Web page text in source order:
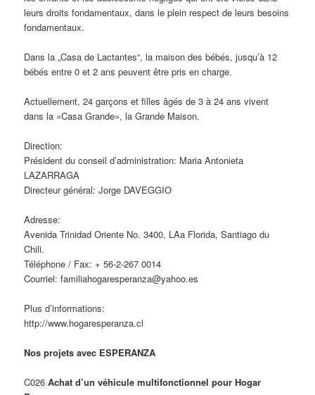
leurs droits fondamentaux, dans le plein respect de leurs besoins
fondamentaux.
Dans la „Casa de Lactantes“, la maison des bébés, jusqu’à 12
bébés entre 0 et 2 ans peuvent être pris en charge.
Actuellement, 24 garçons et filles âgés de 3 à 24 ans vivent
dans la «Casa Grande», la Grande Maison.
Direction:
Président du conseil d’administration: Maria Antonieta
LAZARRAGA
Directeur général: Jorge DAVEGGIO
Adresse:
Avenida Trinidad Oriente No. 3400, LAa Florida, Santiago du
Chili.
Téléphone / Fax: + 56-2-267 0014
Courriel: familiahogaresperanza@yahoo.es
Plus d’informations:
http://www.hogaresperanza.cl
Nos projets avec ESPERANZA
C026Achat d’un véhicule multifonctionnel pour Hogar